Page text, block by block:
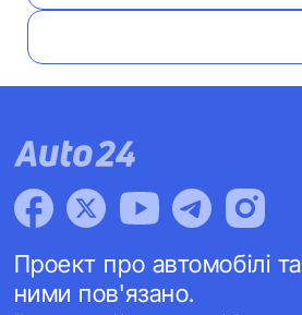
Проект про автомобілі
ними пов'язано.